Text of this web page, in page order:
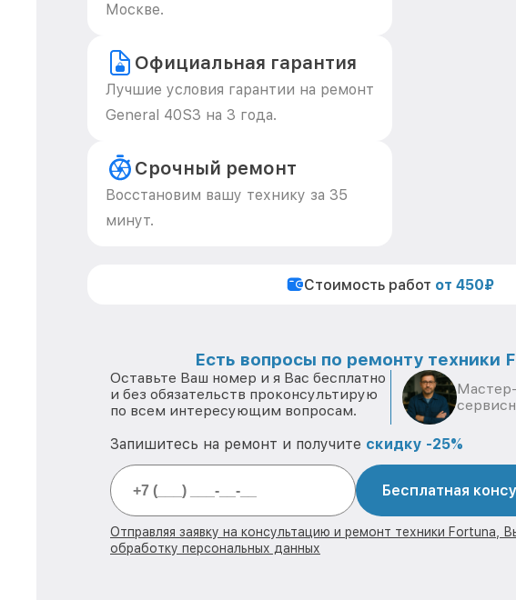
Москве.
Официальная гарантия
Лучшие условия гарантии на ремонт
General 40S3 на 3 года.
Срочный ремонт
Восстановим вашу технику за 35
минут.
Стоимость работ от 450₽
Есть вопросы по ремонту техники
Оставьте Ваш номер и я Вас бесплатно
и без обязательств проконсультирую
по всем интересующим вопросам.
Запишитесь на ремонт и получите скидку -25%
Бесплатная
Отправляя заявку на консультацию и ремонт техники Fortuna,
обработку персональных данных